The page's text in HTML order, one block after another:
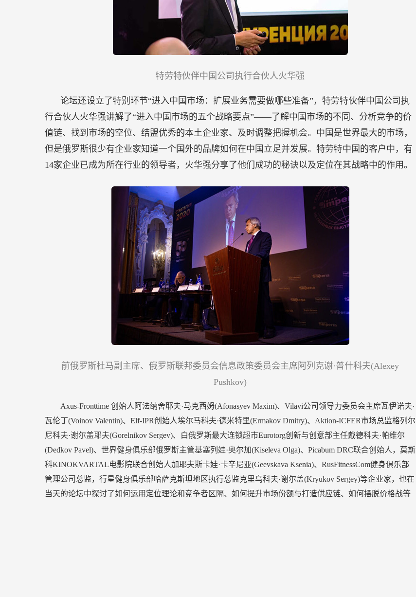
特劳特伙伴中国公司执行合伙人火华强
论坛还设立了特别环节“进入中国市场：扩展业务需要做哪些准备”，特劳特伙伴中国公司执
行合伙人火华强讲解了“进入中国市场的五个战略要点”——了解中国市场的不同、分析竞争的价
值链、找到市场的空位、结盟优秀的本土企业家、及时调整把握机会。中国是世界最大的市场，
但是俄罗斯很少有企业家知道一个国外的品牌如何在中国立足并发展。特劳特中国的客户中，有
14家企业已成为所在行业的领导者，火华强分享了他们成功的秘诀以及定位在其战略中的作用。
前俄罗斯杜马副主席、俄罗斯联邦委员会信息政策委员会主席阿列克谢·普什科夫(Alexey
Pushkov)
Axus-Fronttime 创始人阿法纳舍耶夫·马克西姆(Afonasyev Maxim)、Vilavi公司领导力委员会主席瓦伊诺夫·
瓦伦丁(Voinov Valentin)、Elf-IPR创始人埃尔马科夫·德米特里(Ermakov Dmitry)、Aktion-ICFER市场总监格列尔
尼科夫·谢尔盖耶夫(Gorelnikov Sergev)、白俄罗斯最大连锁超市Eurotorg创新与创意部主任戴德科夫·帕维尔
(Dedkov Pavel)、世界健身俱乐部俄罗斯主管基塞列娃·奥尔加(Kiseleva Olga)、Picabum DRC联合创始人，莫斯
科KINOKVARTAL电影院联合创始人加耶夫斯卡娃·卡辛尼亚(Geevskava Ksenia)、RusFitnessCom健身俱乐部
管理公司总监，行星健身俱乐部哈萨克斯坦地区执行总监克里乌科夫·谢尔盖(Kryukov Sergey)等企业家，也在
当天的论坛中探讨了如何运用定位理论和竞争者区隔、如何提升市场份额与打造供应链、如何摆脱价格战等